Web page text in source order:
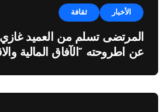
الأخبار ثقافة
المرتضى تسلم من العميد
عن اطروحته “الآفاق المالية